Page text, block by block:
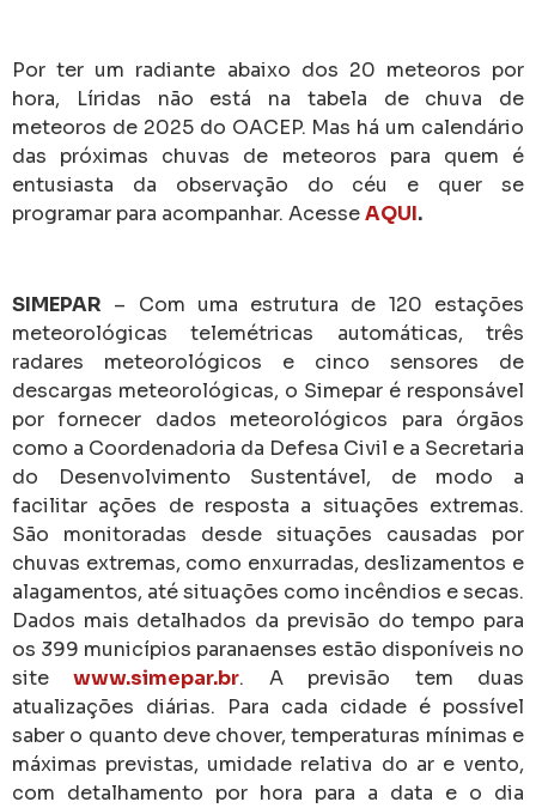
Por ter um radiante abaixo dos 20 meteoros por
hora, Líridas não está na tabela de chuva de
meteoros de 2025 do OACEP. Mas há um calendário
das próximas chuvas de meteoros para quem é
entusiasta da observação do céu e quer se
programar para acompanhar. AcesseAQUI.
SIMEPAR – Com uma estrutura de 120 estações
meteorológicas telemétricas automáticas, três
radares meteorológicos e cinco sensores de
descargas meteorológicas, o Simepar é responsável
por fornecer dados meteorológicos para órgãos
como a Coordenadoria da Defesa Civil e a Secretaria
do Desenvolvimento Sustentável, de modo a
facilitar ações de resposta a situações extremas.
São monitoradas desde situações causadas por
chuvas extremas, como enxurradas, deslizamentos e
alagamentos, até situações como incêndios e secas.
Dados mais detalhados da previsão do tempo para
os 399 municípios paranaenses estão disponíveis no
sitewww.simepar.br. A previsão tem duas
atualizações diárias. Para cada cidade é possível
saber o quanto deve chover, temperaturas mínimas e
máximas previstas, umidade relativa do ar e vento,
com detalhamento por hora para a data e o dia